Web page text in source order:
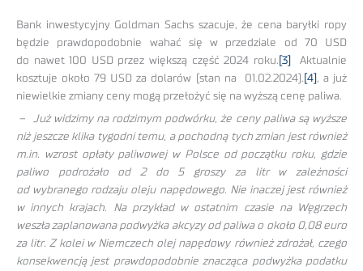
Bank inwestycyjny Goldman Sachs szacuje, że cena baryłki ropy
będzie prawdopodobnie wahać się w przedziale od 70 USD
do nawet 100 USD przez większą część 2024 roku. [3]
Aktualnie
kosztuje około 79 USD za dolarów (stan na 01.02.2024). [4] , a już
niewielkie zmiany ceny mogą przełożyć się na wyższą cenę paliwa.
– Już widzimy na rodzimym podwórku, że ceny paliwa są wyższe
niż jeszcze klika tygodni temu, a pochodną tych zmian jest również
m.in. wzrost opłaty paliwowej w Polsce od początku roku, gdzie
paliwo podrożało od 2 do 5 groszy za litr w zależności
od wybranego rodzaju oleju napędowego. Nie inaczej jest również
w innych krajach. Na przykład w ostatnim czasie na Węgrzech
weszła zaplanowana podwyżka akcyzy od paliwa o około 0,08 euro
za litr. Z kolei w Niemczech olej napędowy również zdrożał, czego
konsekwencją jest prawdopodobnie znacząca podwyżka podatku